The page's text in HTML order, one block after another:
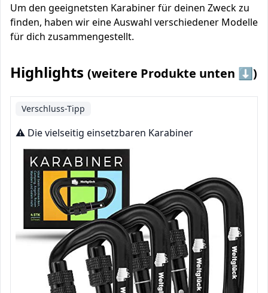
Um den geeignetsten Karabiner für deinen Zweck zu
finden, haben wir eine Auswahl verschiedener Modelle
für dich zusammengestellt.
Highlights (weitere Produkte unten ⬇️)
Verschluss-Tipp
⚠️ Die vielseitig einsetzbaren Karabiner